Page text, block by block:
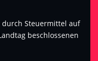
Steuermittel auf
beschlossenen